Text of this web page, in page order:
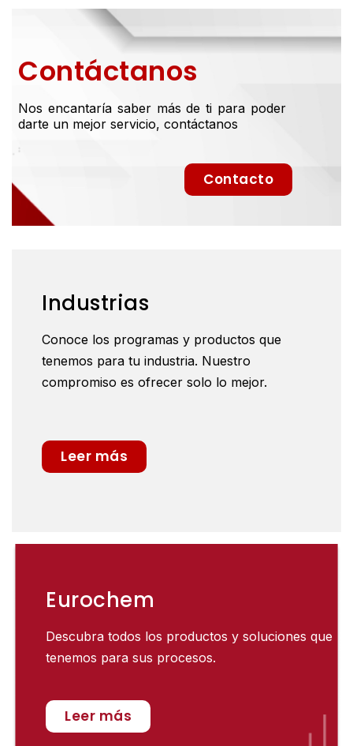
Contáctanos
Nos encantaría saber más de ti para poder
darte un mejor servicio, contáctanos
Contacto
Industrias
Conoce los programas y productos que
tenemos para tu industria. Nuestro
compromiso es ofrecer solo lo mejor.
Leer más
Eurochem
Descubra todos los productos y soluciones que
tenemos para sus procesos.
Leer más